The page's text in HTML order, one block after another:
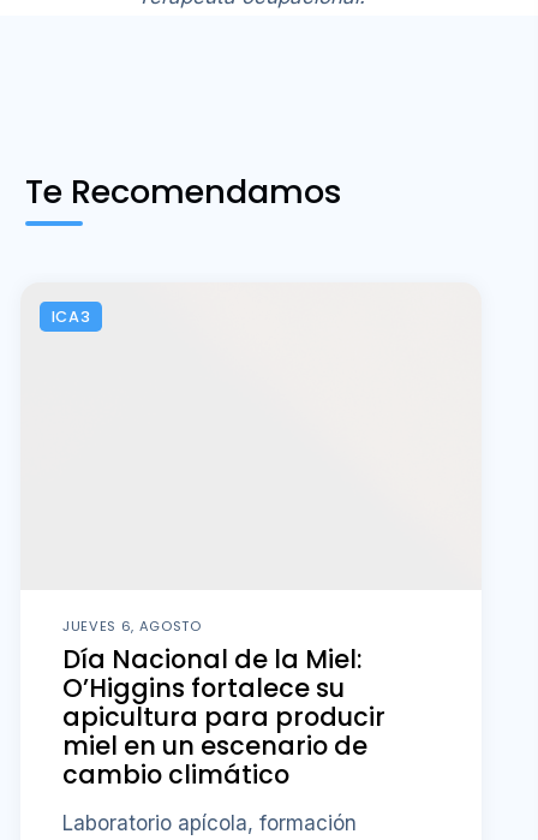
Te Recomendamos
ICA3
JUEVES 6, AGOSTO
Día Nacional de la Miel:
O’Higgins fortalece su
apicultura para producir
miel en un escenario de
cambio climático
Laboratorio apícola, formación